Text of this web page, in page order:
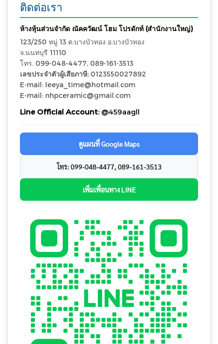
ติดต่อเรา
ห้างหุ้นส่วนจำกัด ณัคควัฒน์ โฮม โปรดักท์ (สำนักงานใหญ่)
123/250 หมู่ 13 ต.บางบัวทอง อ.บางบัวทอง
จ.นนทบุรี 11110
โทร. 099-048-4477, 089-161-3513
เลขประจำตัวผู้เสียภาษี: 0123550027892
E-mail: leeya_time@hotmail.com
E-mail: nhpceramic@gmail.com
Line Official Account:@459aagll
ดูแผนที่ Google Maps
โทร: 099-048-4477, 089-161-3513
เพิ่มเพื่อนทาง LINE